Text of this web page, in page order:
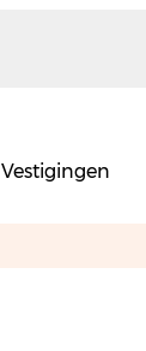
Vestigingen